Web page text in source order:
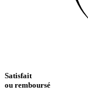
Satisfait
ou remboursé